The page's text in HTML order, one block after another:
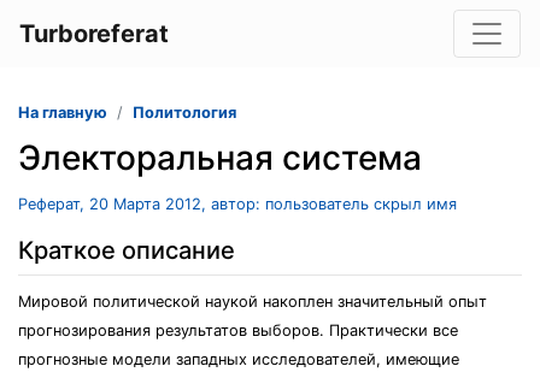
Turboreferat
На главную Политология
Электоральная система
Реферат, 20 Марта 2012, автор: пользователь скрыл имя
Краткое описание
Мировой политической наукой накоплен значительный опыт
прогнозирования результатов выборов. Практически все
прогнозные модели западных исследователей, имеющие